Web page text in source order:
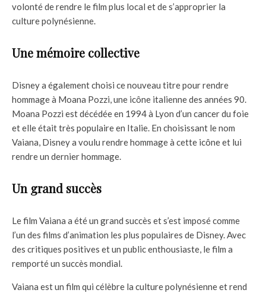
volonté de rendre le film plus local et de s’approprier la
culture polynésienne.
Une mémoire collective
Disney a également choisi ce nouveau titre pour rendre
hommage à Moana Pozzi, une icône italienne des années 90.
Moana Pozzi est décédée en 1994 à Lyon d’un cancer du foie
et elle était très populaire en Italie. En choisissant le nom
Vaiana, Disney a voulu rendre hommage à cette icône et lui
rendre un dernier hommage.
Un grand succès
Le film Vaiana a été un grand succès et s’est imposé comme
l’un des films d’animation les plus populaires de Disney. Avec
des critiques positives et un public enthousiaste, le film a
remporté un succès mondial.
Vaiana est un film qui célèbre la culture polynésienne et rend